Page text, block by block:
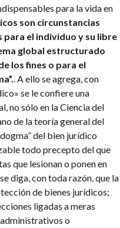
para la vida en
son circunstancias
para el individuo y su libre
global estructurado
los fines o para el
. A ello se agrega, con
se le confiere una
no sólo en la Ciencia del
de la teoría general del
del bien jurídico
todo precepto del que
que lesionan o ponen en
diga, con toda razón, que la
de bienes jurídicos;
ligadas a meras
o